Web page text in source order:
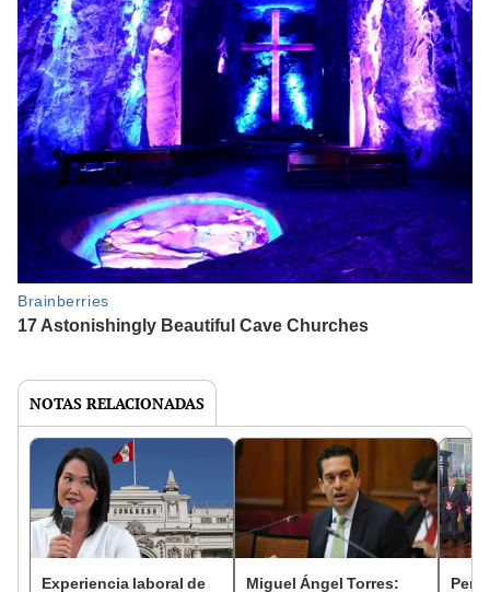
NOTAS RELACIONADAS
Experiencia laboral de
Miguel Ángel Torres: